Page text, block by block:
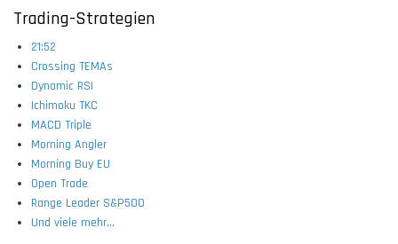
Trading-Strategien
21:52
Crossing TEMAs
Dynamic RSI
Ichimoku TKC
MACD Triple
Morning Angler
Morning Buy EU
Open Trade
Range Leader S&P500
Und viele mehr...